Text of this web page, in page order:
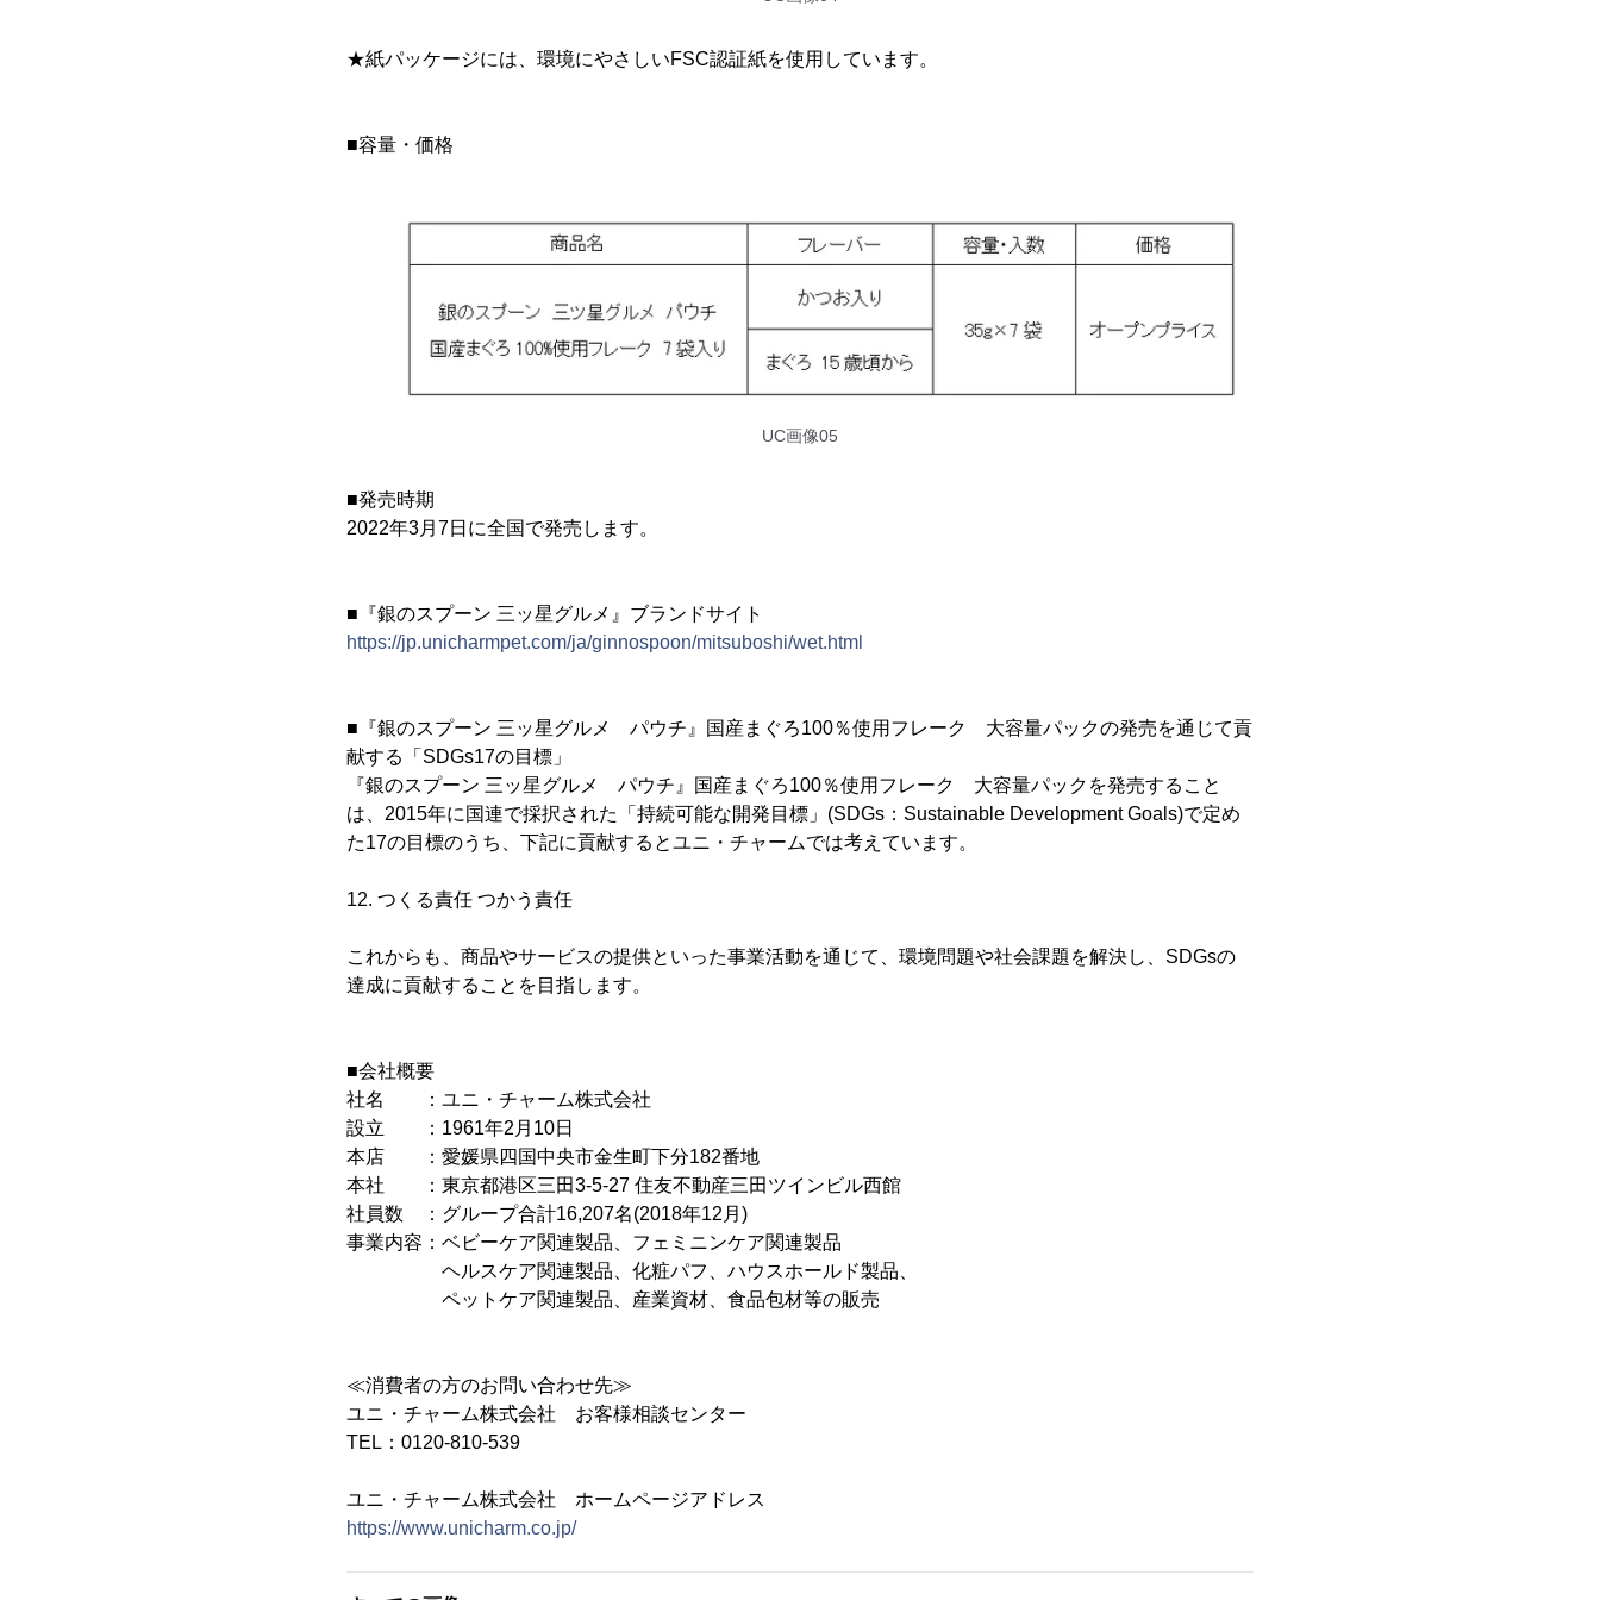
★紙パッケージには、環境にやさしいFSC認証紙を使用しています。
■容量・価格
UC画像05
■発売時期
2022年3月7日に全国で発売します。
■『銀のスプーン 三ッ星グルメ』ブランドサイト
https://jp.unicharmpet.com/ja/ginnospoon/mitsuboshi/wet.html
■『銀のスプーン 三ッ星グルメ パウチ』国産まぐろ100％使用フレーク 大容量パックの発売を通じて貢
献する「SDGs17の目標」
『銀のスプーン 三ッ星グルメ パウチ』国産まぐろ100％使用フレーク 大容量パックを発売すること
は、2015年に国連で採択された「持続可能な開発目標」(SDGs：Sustainable Development Goals)で定め
た17の目標のうち、下記に貢献するとユニ・チャームでは考えています。
12. つくる責任 つかう責任
これからも、商品やサービスの提供といった事業活動を通じて、環境問題や社会課題を解決し、SDGsの
達成に貢献することを目指します。
■会社概要
社名 ：ユニ・チャーム株式会社
設立 ：1961年2月10日
本店 ：愛媛県四国中央市金生町下分182番地
本社 ：東京都港区三田3-5-27 住友不動産三田ツインビル西館
社員数 ：グループ合計16,207名(2018年12月)
事業内容：ベビーケア関連製品、フェミニンケア関連製品
ヘルスケア関連製品、化粧パフ、ハウスホールド製品、
ペットケア関連製品、産業資材、食品包材等の販売
≪消費者の方のお問い合わせ先≫
ユニ・チャーム株式会社 お客様相談センター
TEL：0120-810-539
ユニ・チャーム株式会社 ホームページアドレス
https://www.unicharm.co.jp/